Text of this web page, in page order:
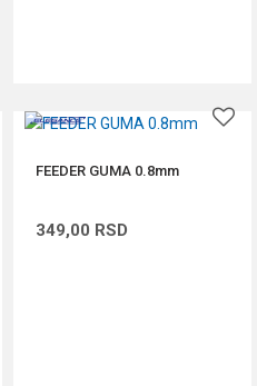
FEEDER GUMA 0.8mm
349,00 RSD